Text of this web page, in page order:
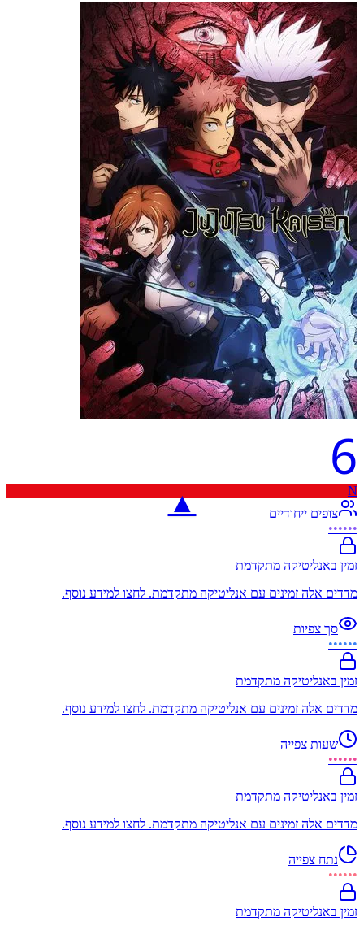
6
▲
N
צופים ייחודיים
••••••
זמין באנליטיקה מתקדמת
מדדים אלה זמינים עם אנליטיקה מתקדמת. לחצו למידע נוסף.
סך צפיות
••••••
זמין באנליטיקה מתקדמת
מדדים אלה זמינים עם אנליטיקה מתקדמת. לחצו למידע נוסף.
שעות צפייה
••••••
זמין באנליטיקה מתקדמת
מדדים אלה זמינים עם אנליטיקה מתקדמת. לחצו למידע נוסף.
נתח צפייה
••••••
זמין באנליטיקה מתקדמת